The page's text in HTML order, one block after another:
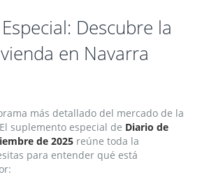
Descubre la
en Navarra
más detallado del mercado de la
suplemento especial de Diario de
de 2025 reúne toda la
para entender qué está